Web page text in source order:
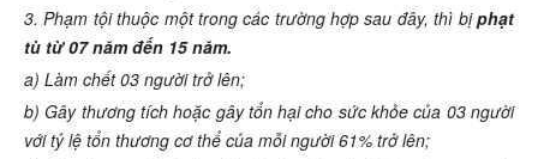
3. Phạm tội thuộc một trong các trường hợp sau đây, thì bịphạt
tù từ 07 năm đến 15 năm.
a) Làm chết 03 người trở lên;
b) Gây thương tích hoặc gây tổn hại cho sức khỏe của 03 người
với tỷ lệ tổn thương cơ thể của mỗi người 61% trở lên;